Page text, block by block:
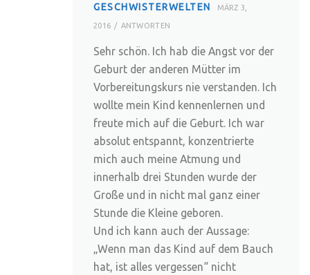
GESCHWISTERWELTEN MÄRZ 3,
2016 ANTWORTEN
Sehr schön. Ich hab die Angst vor der
Geburt der anderen Mütter im
Vorbereitungskurs nie verstanden. Ich
wollte mein Kind kennenlernen und
freute mich auf die Geburt. Ich war
absolut entspannt, konzentrierte
mich auch meine Atmung und
innerhalb drei Stunden wurde der
Große und in nicht mal ganz einer
Stunde die Kleine geboren.
Und ich kann auch der Aussage:
„Wenn man das Kind auf dem Bauch
hat, ist alles vergessen“ nicht